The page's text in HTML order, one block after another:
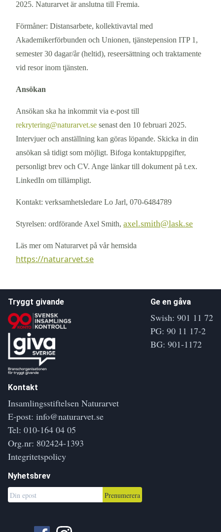
2025. Naturarvet är anslutna till Fremia.
Förmåner: Distansarbete, kollektivavtal med
Akademikerförbunden och Unionen, tjänstepension ITP 1,
semester 30 dagar/år (heltid), reseersättning och traktamente
vid resor inom tjänsten.
Ansökan
Ansökan ska ha inkommit via e-post till
rekrytering@naturarvet.se senast den 10 februari 2025.
Intervjuer och anställning kan göras löpande. Skicka in din
ansökan så tidigt som möjligt. Bifoga kontaktuppgifter,
personligt brev och CV. Ange länkar till dokument på t.ex.
LinkedIn om tillämpligt.
Kontakt: verksamhetsledare Lo Jarl, 070-6484789
Styrelsen: ordförande Axel Smith, axel.smith@lask.se
Läs mer om Naturarvet på vår hemsida
https://naturarvet.se
Tryggt givande Ge en gåva
Swish: 901 11 72
PG: 90 11 17-2
BG: 901-1172
Kontakt
Insamlingsstiftelsen Naturarvet
E-post: info@naturarvet.se
Tel: 010-164 04 05
Org.nr: 802424-1393
Integritetspolicy
Nyhetsbrev
Prenumerera